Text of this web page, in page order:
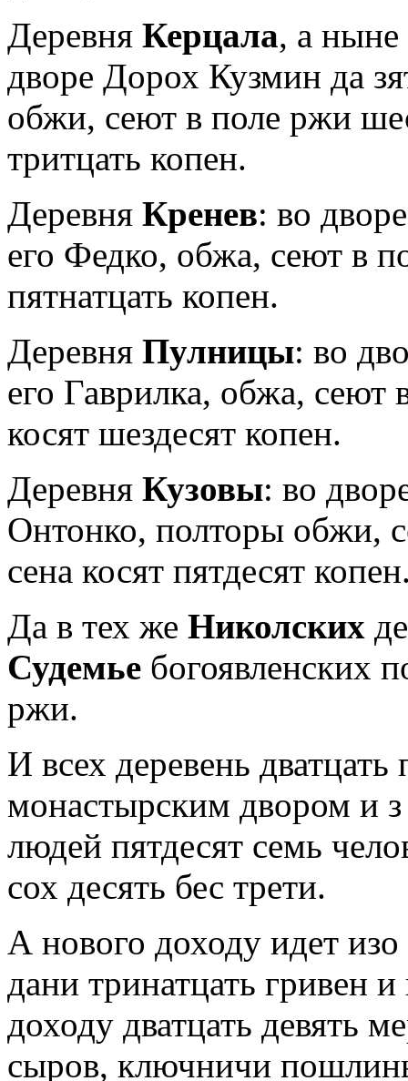
Деревня Керцала, а ныне
дворе Дорох Кузмин да
обжи, сеют в поле ржи
тритцать копен.
Деревня Кренев: во
его Федко, об­жа, сеют в
пятнатцать ко­пен.
Деревня Пулницы: во
его Гаврилка, обжа, сеют
косят шездесят ко­пен.
Деревня Кузовы: во
Онтонко, полторы обжи,
сена косят пятдесят
Да в тех же Николских
Судемье богоявленских
ржи.
И всех деревень дватцать
монастырским дво­ром и
людей пятдесят семь
сох десять бес трети.
А нового доходу идет
дани тринатцать гривен
доходу дватцать де­вять
сыров, ключничи